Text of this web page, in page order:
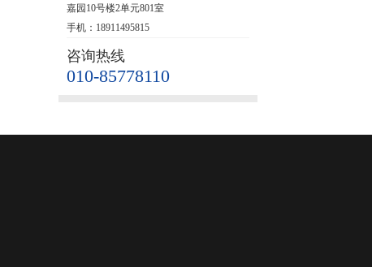
嘉园10号楼2单元801室
手机：18911495815
咨询热线
010-85778110